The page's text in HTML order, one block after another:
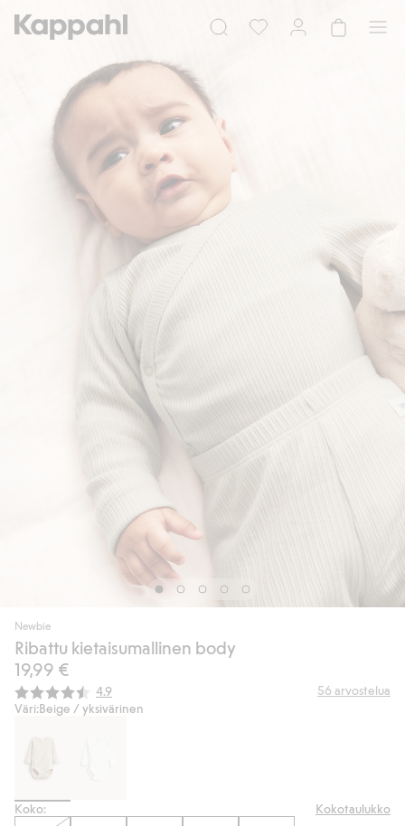
Newbie
Ribattu kietaisumallinen body
19,99 €
Keskimääräinen luokitus:
4.9 56 arvostelua
Väri:Beige / yksivärinen
Koko: Kokotaulukko